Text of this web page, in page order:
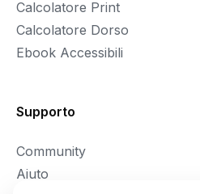
Calcolatore Print
Calcolatore Dorso
Ebook Accessibili
Supporto
Community
Aiuto